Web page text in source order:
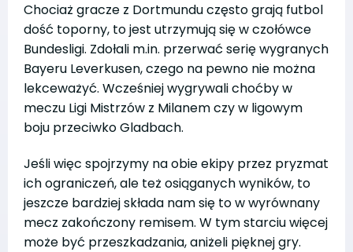
Chociaż gracze z Dortmundu często grają futbol
dość toporny, to jest utrzymują się w czołówce
Bundesligi. Zdołali m.in. przerwać serię wygranych
Bayeru Leverkusen, czego na pewno nie można
lekceważyć. Wcześniej wygrywali choćby w
meczu Ligi Mistrzów z Milanem czy w ligowym
boju przeciwko Gladbach.
Jeśli więc spojrzymy na obie ekipy przez pryzmat
ich ograniczeń, ale też osiąganych wyników, to
jeszcze bardziej składa nam się to w wyrównany
mecz zakończony remisem. W tym starciu więcej
może być przeszkadzania, aniżeli pięknej gry.